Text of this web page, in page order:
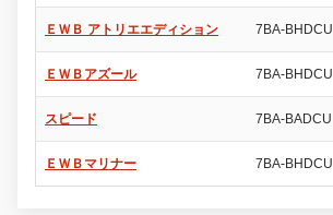
ＥＷＢ アトリエエディション 7BA-BHDCU
ＥＷＢアズール 7BA-BHDCU
スピード 7BA-BADCU
ＥＷＢマリナー 7BA-BHDCU